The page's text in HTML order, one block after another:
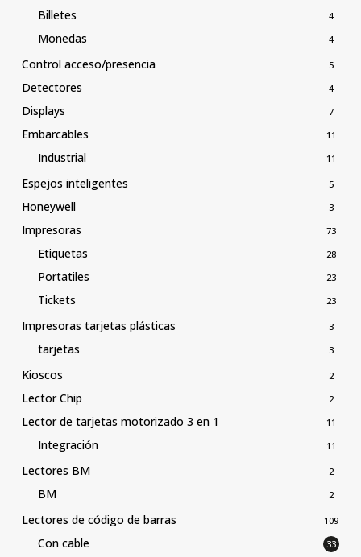
Billetes 4
Monedas 4
Control acceso/presencia 5
Detectores 4
Displays 7
Embarcables 11
Industrial 11
Espejos inteligentes 5
Honeywell 3
Impresoras 73
Etiquetas 28
Portatiles 23
Tickets 23
Impresoras tarjetas plásticas 3
tarjetas 3
Kioscos 2
Lector Chip 2
Lector de tarjetas motorizado 3 en 1 11
Integración 11
Lectores BM 2
BM 2
Lectores de código de barras 109
Con cable 33